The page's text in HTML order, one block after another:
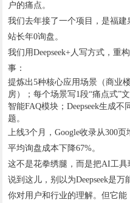
户的痛点。
我们去年接了一个项目，是福
站长年0询盘。
我们用Deepseek+人写方式，重
事：
提炼出5种核心应用场景（商业
房）；每个场景写1段“痛点式”
智能FAQ模块；Deepseek生成
题。
上线3个月，Google收录从300
平均询盘成本下降67%。
这不是花拳绣腿，而是把AI工具
说到这儿，别以为Deepseek是
你对用户和行业的理解。但它能